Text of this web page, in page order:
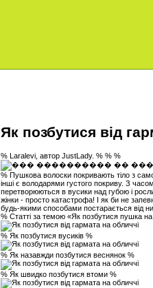
Як позбутися від
% Laralevi, автор JustLady. % % %
% Пушкова волоски покривають тіло з
інші є володарями густого покриву. З
перетворюються в вусики над губою і
жінки - просто катастрофа! І як би не
будь-якими способами постарається від
% Статті за темою «Як позбутися пушка на
% Як позбутися вусиків %
% Як назавжди позбутися веснянок %
% Як швидко позбутися втоми %